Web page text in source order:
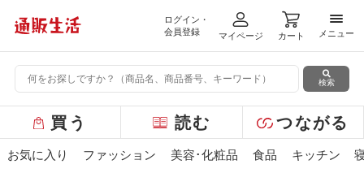
ログイン・
会員登録
マイページ カート
メニ
メニュー
検索
ー
バ
買う 読む つながる
お気に入り ファッション 美容･化粧品 食品 キッチン